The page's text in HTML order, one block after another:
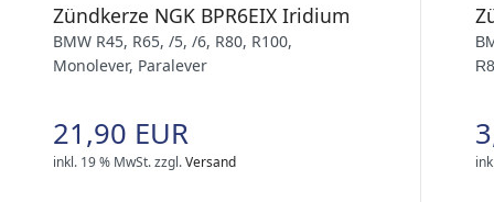
Zündkerze NGK BPR6EIX Iridium
BMW R45, R65, /5, /6, R80, R100,
Monolever, Paralever
21,90 EUR
inkl. 19 % MwSt.zzgl.Versand